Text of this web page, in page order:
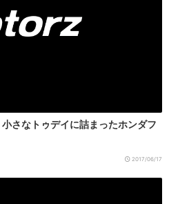
さなトゥデイに詰まったホンダフ
2017/06/17